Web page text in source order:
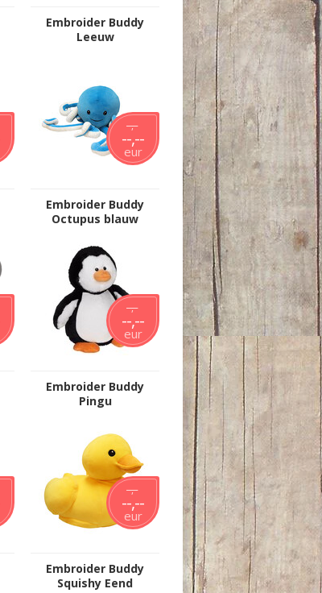
Embroider Buddy
Leeuw
Embroider Buddy
Octupus blauw
--,--
--,--
eur
Embroider Buddy
Pingu
--,--
--,--
eur
Embroider Buddy
Squishy Eend
--,--
--,--
eur